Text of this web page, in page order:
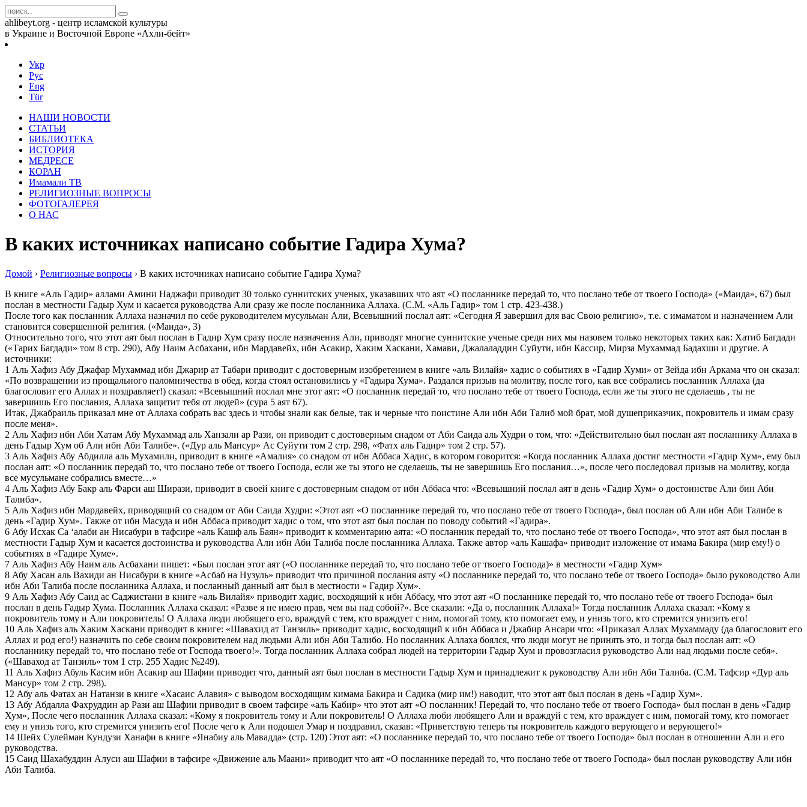
ahlibeyt.org - центр исламской культуры
в Украине и Восточной Европе «Ахли-бейт»
Укр
Рус
Eng
Tür
НАШИ НОВОСТИ
СТАТЬИ
БИБЛИОТЕКА
ИСТОРИЯ
МЕДРЕСЕ
КОРАН
Имамали ТВ
РЕЛИГИОЗНЫЕ ВОПРОСЫ
ФОТОГАЛЕРЕЯ
О НАС
В каких источниках написано событие Гадира Хума?
Домой › Религиозные вопросы › В каких источниках написано событие Гадира Хума?
В книге «Аль Гадир» аллами Амини Наджафи приводит 30 только суннитских ученых, указавших что аят «О посланнике передай то, что послано тебе от твоего Господа» («Маида», 67) был
послан в местности Гадыр Хум и касается руководства Али сразу же после посланника Аллаха. (С.М. «Аль Гадир» том 1 стр. 423-438.)
После того как посланник Аллаха назначил по себе руководителем мусульман Али, Всевышний послал аят: «Сегодня Я завершил для вас Свою религию», т.е. с имаматом и назначением Али
становится совершенной религия. («Маида», 3)
Относительно того, что этот аят был послан в Гадир Хум сразу после назначения Али, приводят многие суннитские ученые среди них мы назовем только некоторых таких как: Хатиб Багдади
(«Тарих Багдади» том 8 стр. 290), Абу Наим Асбахани, ибн Мардавейх, ибн Асакир, Хаким Хаскани, Хамави, Джалаладдин Суйути, ибн Кассир, Мирза Мухаммад Бадахши и другие. А
источники:
1 Аль Хафиз Абу Джафар Мухаммад ибн Джарир ат Табари приводит с достоверным изобретением в книге «аль Вилайя» хадис о событиях в «Гадир Хуми» от Зейда ибн Аркама что он сказал:
«По возвращении из прощального паломничества в обед, когда стоял остановились у «Гадыра Хума». Раздался призыв на молитву, после того, как все собрались посланник Аллаха (да
благословит его Аллах и поздравляет!) сказал: «Всевышний послал мне этот аят: «О посланник передай то, что послано тебе от твоего Господа, если же ты этого не сделаешь , ты не
завершишь Его послания, Аллаха защитит тебя от людей» (сура 5 аят 67).
Итак, Джабраиль приказал мне от Аллаха собрать вас здесь и чтобы знали как белые, так и черные что поистине Али ибн Аби Талиб мой брат, мой душеприказчик, покровитель и имам сразу
после меня».
2 Аль Хафиз ибн Аби Хатам Абу Мухаммад аль Ханзали ар Рази, он приводит с достоверным снадом от Аби Саида аль Худри о том, что: «Действительно был послан аят посланнику Аллаха в
день Гадыр Хум об Али ибн Аби Талибе». («Дур аль Мансур» Ас Суйути том 2 стр. 298, «Фатх аль Гадир» том 2 стр. 57).
3 Аль Хафиз Абу Абдилла аль Мухамили, приводит в книге «Амалия» со снадом от ибн Аббаса Хадис, в котором говорится: «Когда посланник Аллаха достиг местности «Гадир Хум», ему был
послан аят: «О посланник передай то, что послано тебе от твоего Господа, если же ты этого не сделаешь, ты не завершишь Его послания…», после чего последовал призыв на молитву, когда
все мусульмане собрались вместе…»
4 Аль Хафиз Абу Бакр аль Фарси аш Ширази, приводит в своей книге с достоверным снадом от ибн Аббаса что: «Всевышний послал аят в день «Гадир Хум» о достоинстве Али бин Аби
Талиба».
5 Аль Хафиз ибн Мардавейх, приводящий со снадом от Аби Саида Худри: «Этот аят «О посланнике передай то, что послано тебе от твоего Господа», был послан об Али ибн Аби Талибе в
день «Гадир Хум». Также от ибн Масуда и ибн Аббаса приводит хадис о том, что этот аят был послан по поводу событий «Гадира».
6 Абу Исхак Са ‘алаби ан Нисабури в тафсире «аль Кашф аль Баян» приводит к комментарию аята: «О посланник передай то, что послано тебе от твоего Господа», что этот аят был послан в
местности Гадыр Хум и касается достоинства и руководства Али ибн Аби Талиба после посланника Аллаха. Также автор «аль Кашафа» приводит изложение от имама Бакира (мир ему!) о
событиях в «Гадире Хуме».
7 Аль Хафиз Абу Наим аль Асбахани пишет: «Был послан этот аят («О посланнике передай то, что послано тебе от твоего Господа)» в местности «Гадир Хум»
8 Абу Хасан аль Вахиди ан Нисабури в книге «Асбаб на Нузуль» приводит что причиной послания аяту «О посланнике передай то, что послано тебе от твоего Господа» было руководство Али
ибн Аби Талиба после посланника Аллаха, и посланный данный аят был в местности « Гадир Хум».
9 Аль Хафиз Абу Саид ас Саджистани в книге «аль Вилайя» приводит хадис, восходящий к ибн Аббасу, что этот аят «О посланнике передай то, что послано тебе от твоего Господа» был
послан в день Гадыр Хума. Посланник Аллаха сказал: «Разве я не имею прав, чем вы над собой?». Все сказали: «Да о, посланник Аллаха!» Тогда посланник Аллаха сказал: «Кому я
покровитель тому и Али покровитель! О Аллаха люди любящего его, враждуй с тем, кто враждует с ним, помогай тому, кто помогает ему, и унизь того, кто стремится унизить его!
10 Аль Хафиз аль Хаким Хаскани приводит в книге: «Шавахид ат Танзиль» приводит хадис, восходящий к ибн Аббаса и Джабир Ансари что: «Приказал Аллах Мухаммаду (да благословит его
Аллах и род его!) назначить по себе своим покровителем над людьми Али ибн Аби Талибо. Но посланник Аллаха боялся, что люди могут не принять это, и тогда был послан аят: «О
посланнику передай то, что послано тебе от Господа твоего!». Тогда посланник Аллаха собрал людей на территории Гадыр Хум и провозгласил руководство Али над людьми после себя».
(«Шаваход ат Танзиль» том 1 стр. 255 Хадис №249).
11 Аль Хафиз Абуль Касим ибн Асакир аш Шафии приводит что, данный аят был послан в местности Гадыр Хум и принадлежит к руководству Али ибн Аби Талиба. (С.М. Тафсир «Дур аль
Мансур» том 2 стр. 298).
12 Абу аль Фатах ан Натанзи в книге «Хасаис Алавия» с выводом восходящим кимама Бакира и Садика (мир им!) наводит, что этот аят был послан в день «Гадир Хум».
13 Абу Абдалла Фахруддин ар Рази аш Шафии приводит в своем тафсире «аль Кабир» что этот аят «О посланник! Передай то, что послано тебе от твоего Господа» был послан в день «Гадир
Хум», После чего посланник Аллаха сказал: «Кому я покровитель тому и Али покровитель! О Аллаха люби любящего Али и враждуй с тем, кто враждует с ним, помогай тому, кто помогает
ему и унизь того, кто стремится унизить его! После чего к Али подошел Умар и поздравил, сказав: «Приветствую теперь ты покровитель каждого верующего и верующего!»
14 Шейх Сулейман Кундузи Ханафи в книге «Янабиу аль Мавадда» (стр. 120) Этот аят: «О посланнике передай то, что послано тебе от твоего Господа» был послан в отношении Али и его
руководства.
15 Саид Шахабуддин Алуси аш Шафии в тафсире «Движение аль Маани» приводит что аят «О посланнике передай то, что послано тебе от твоего Господа» был послан руководству Али ибн
Аби Талиба.